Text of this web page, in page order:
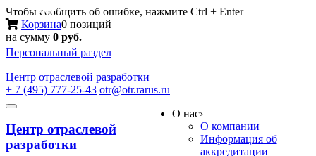
Чтобы сообщить об ошибке, нажмите Ctrl + Enter
Корзина0 позиций
на сумму 0 руб.
Персональный раздел
Центр отраслевой разработки
+ 7 (495) 777-25-43 otr@otr.rarus.ru
Toggle
Меню
Центр отраслевой
разработки
О нас›
О компании
Информация об
аккредитации